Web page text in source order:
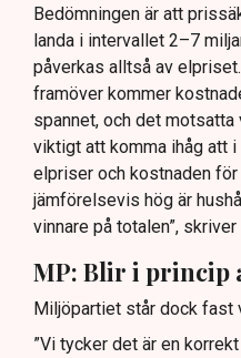
Bedömningen är att
landa i intervallet 2–7
påverkas alltså av
framöver kommer
spannet, och det
viktigt att komma ihåg att
elpriser och kostnaden
jämförelsevis hög är
vinnare på totalen”, skriver
MP: Blir i princip
Miljöpartiet står dock fast
”Vi tycker det är en